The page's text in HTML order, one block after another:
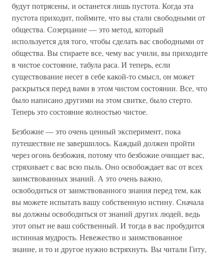
будут потрясены, и останется лишь пустота. Когда эта
пустота приходит, поймите, что вы стали свободными от
общества. Созерцание — это метод, который
используется для того, чтобы сделать вас свободными от
общества. Вы стираете все, чему вас учили, вы приходите
в чистое состояние, табула раса. И теперь, если
существование несет в себе какой-то смысл, он может
раскрыться перед вами в этом чистом состоянии. Все, что
было написано другими на этом свитке, было стерто.
Теперь это состояние яолностью чистое.
Безбожие — это очень ценный эксперимент, пока
путешествие не завершилось. Каждый должен пройти
через огонь безбожия, потому что безбожие очищает вас,
стряхивает с вас всю пыль. Оно освобождает вас от всех
заимствованных знаний. А это очень важно,
освободиться от заимствованного знания перед тем, как
вы можете испытать вашу собственную истину. Сначала
вы должны освободиться от знаний других людей, ведь
этот опыт не ваш собственный. И тогда в вас пробудится
истинная мудрость. Невежество и заимствованное
знание, и то и другое нужно встряхнуть. Вы читали Гиту,